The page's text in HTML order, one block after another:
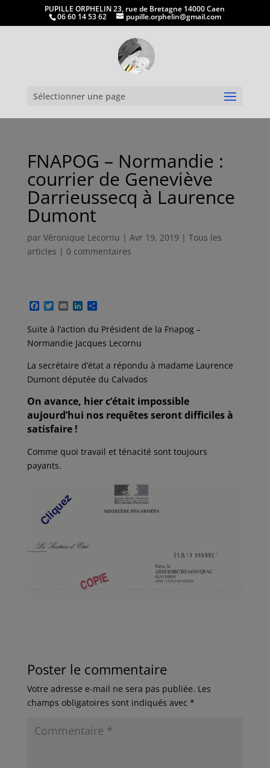
PUPILLE ORPHELIN 23, rue de Bretagne 14000 Caen
06 60 14 53 62 pupille.orphelin@gmail.com
Sélectionner une page
FNAPOG – Normandie :
courrier de Geneviève
Darrieussecq à Laurence
Dumont
par Véronique Lecornu | Avr 19, 2019 | Tous les
articles | 0 commentaires
F
c
e
b
o
T
i
t
t
r
E
a
i
l
L
n
k
e
I
n
P
r
t
a
e
Suite à l’action du Président de la Fnapog –
Normandie Jacques Lecornu
La secrétaire d’état a répondu à madame Laurence
Dumont députée du Calvados
On avance, hier c’était impossible
aujourd’hui nos requêtes seront difficiles à
satisfaire !
Comme quoi travail et ténacité sont toujours
payants.
Poster le commentaire
Votre adresse e-mail ne sera pas publiée. Les
champs obligatoires sont indiqués avec *